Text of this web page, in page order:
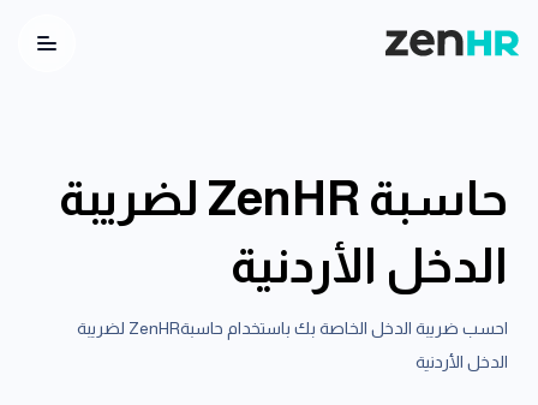
حاسبة ZenHR لضريبة
الدخل الأردنية
احسب ضريبة الدخل الخاصة بك باستخدام حاسبةZenHR لضريبة
الدخل الأردنية